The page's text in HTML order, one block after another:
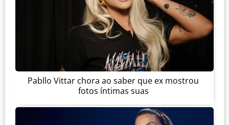
Pabllo Vittar chora ao saber que ex mostrou
fotos íntimas suas